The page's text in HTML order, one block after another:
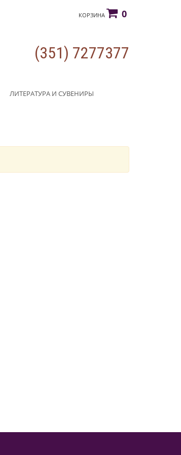
КОРЗИНА 0
(351) 7277377
ЛИТЕРАТУРА И СУВЕНИРЫ